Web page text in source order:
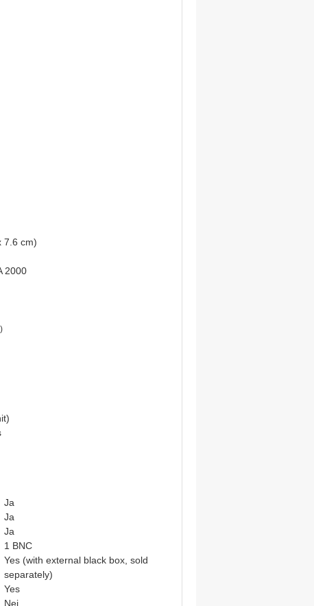
7.6 cm)
2000
Ja
Ja
Ja
1 BNC
Yes (with external black box, sold
separately)
Yes
Nej